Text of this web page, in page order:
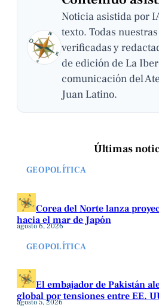
Noticia asistida por
texto. Todas
verificadas y
de edición de La
comunicación del
Juan Latino.
Últimas
GEOPOLÍTICA
Corea del Norte lanza
hacia el mar de Japón
agosto 6, 2026
GEOPOLÍTICA
El embajador de Pakistán
global por tensiones entre EE.
agosto 5, 2026